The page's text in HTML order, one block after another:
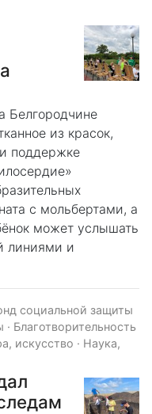
Белгородчине
из красок,
поддержке
с мольбертами, а
может услышать
линиями и
социальной защиты
· Благотворительность
искусство · Наука,